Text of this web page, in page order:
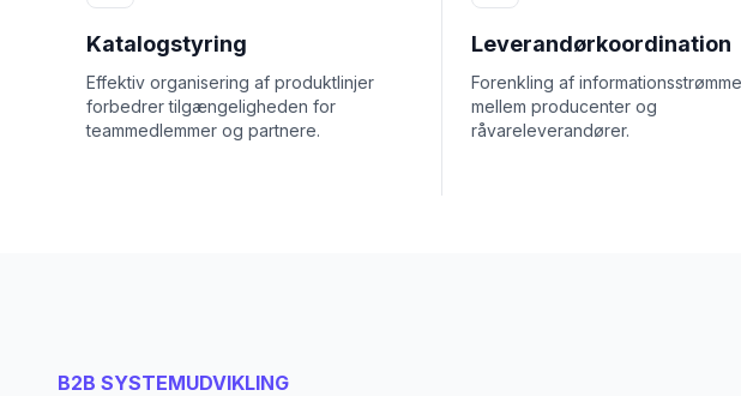
Katalogstyring
Effektiv organisering af produktlinjer
forbedrer tilgængeligheden for
teammedlemmer og partnere.
Leverandørkoordination
Forenkling af
mellem producenter og
råvareleverandører.
B2B SYSTEMUDVIKLING